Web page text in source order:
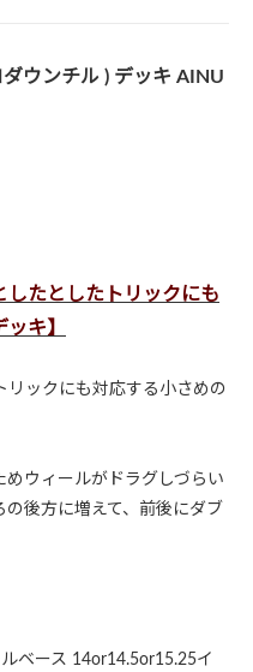
ウンチル ) デッキ AINU
したとしたトリックにも
キ】
リックにも対応する小さめの
ウィールがドラグしづらい
後方に増えて、前後にダブ
ベース 14or14.5or15.25イ